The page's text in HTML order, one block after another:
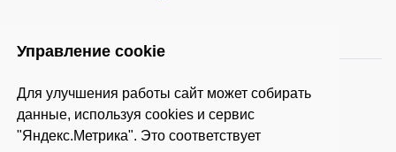
Управление cookie
Для улучшения работы сайт может собирать
данные, используя cookies и сервис
"Яндекс.Метрика". Это соответствует